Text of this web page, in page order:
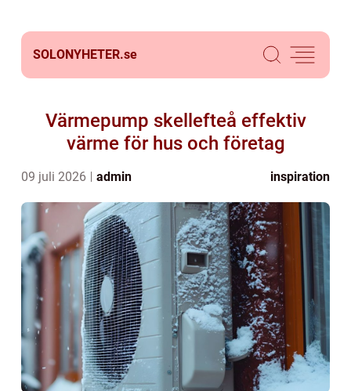
SOLONYHETER.se
Värmepump skellefteå effektiv
värme för hus och företag
09 juli 2026 admin inspiration